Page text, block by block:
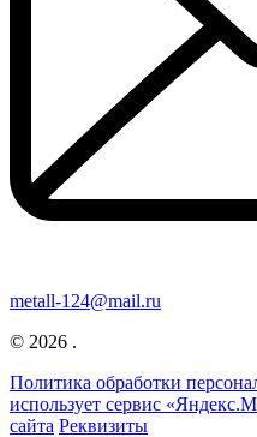
metall-124@mail.ru
© 2026 .
Политика обработки
использует сервис
сайта Реквизиты